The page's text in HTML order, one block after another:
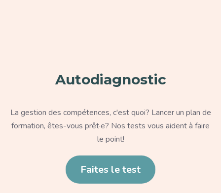
Autodiagnostic
La gestion des compétences, c'est quoi? Lancer un plan de
formation, êtes-vous prêt·e? Nos tests vous aident à faire
le point!
Faites le test